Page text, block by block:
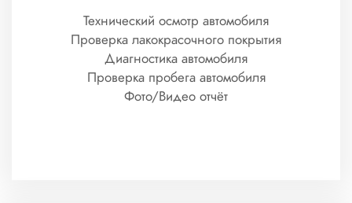
Технический осмотр автомобиля
Проверка лакокрасочного покрытия
Диагностика автомобиля
Проверка пробега автомобиля
Фото/Видео отчёт